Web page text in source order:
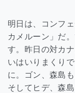
明日は、コンフ
カメルーン」だ
す。昨日の対カ
いはいりまくり
に。ゴン、森島
そしてヒデ、森